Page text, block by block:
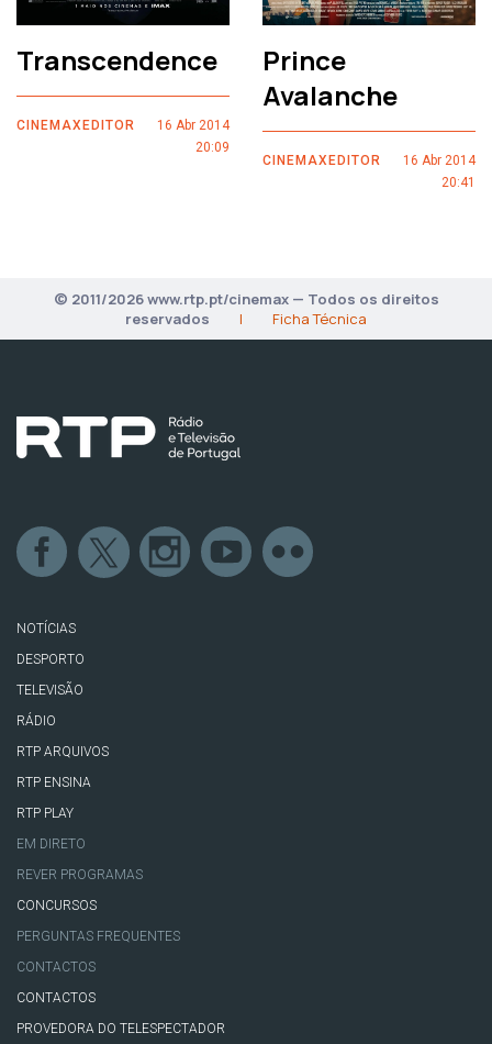
Transcendence
CINEMAXEDITOR
16 Abr 2014
20:09
Prince
Avalanche
CINEMAXEDITOR
16 Abr 2014
20:41
© 2011/2026 www.rtp.pt/cinemax — Todos os direitos
reservados
| Ficha Técnica
NOTÍCIAS
DESPORTO
TELEVISÃO
RÁDIO
RTP ARQUIVOS
RTP ENSINA
RTP PLAY
EM DIRETO
REVER PROGRAMAS
CONCURSOS
PERGUNTAS FREQUENTES
CONTACTOS
CONTACTOS
PROVEDORA DO TELESPECTADOR